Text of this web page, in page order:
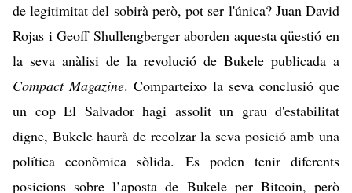
de legitimitat del sobirà però, pot ser l'única? Juan David
Rojas i Geoff Shullengberger aborden aquesta qüestió en
la seva anàlisi de la revolució de Bukele publicada a
Compact Magazine. Comparteixo la seva conclusió que
un cop El Salvador hagi assolit un grau d'estabilitat
digne, Bukele haurà de recolzar la seva posició amb una
política econòmica sòlida. Es poden tenir diferents
posicions sobre l’aposta de Bukele per Bitcoin, però